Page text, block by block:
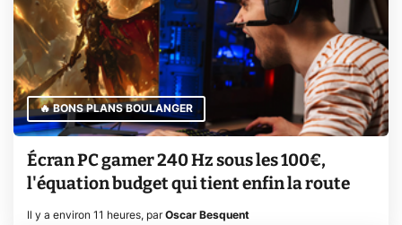
🔥 BONS PLANS BOULANGER
Écran PC gamer 240 Hz sous les 100€,
l'équation budget qui tient enfin la route
Il y a environ 11 heures, par Oscar Besquent